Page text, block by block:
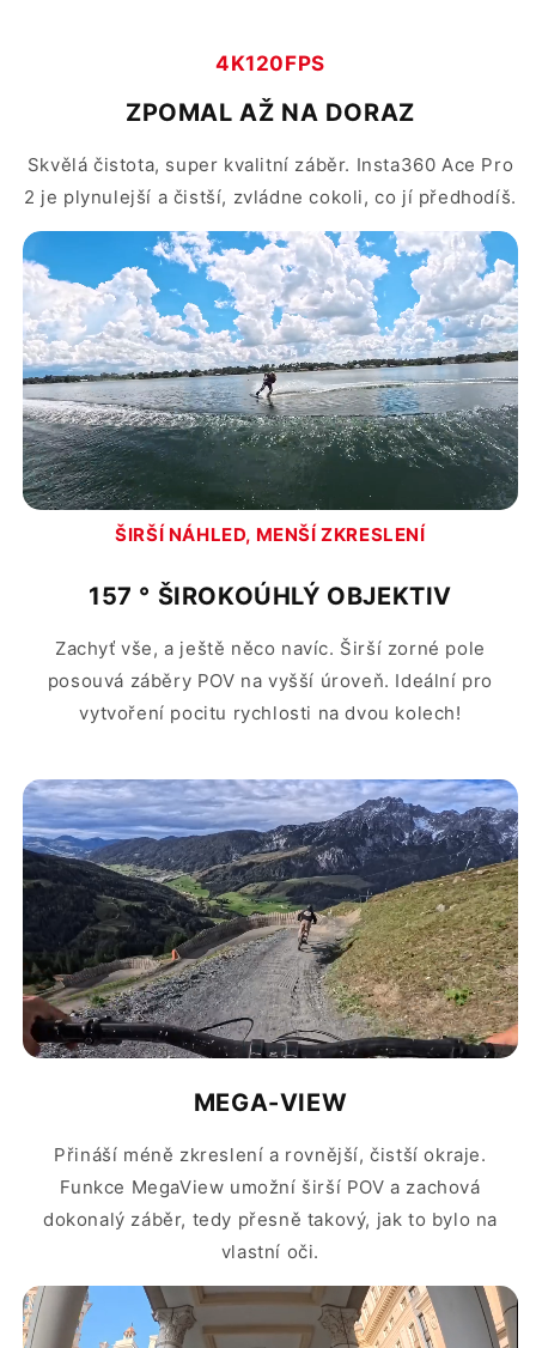
4K120FPS
ZPOMAL AŽ NA DORAZ
Skvělá čistota, super kvalitní záběr. Insta360 Ace Pro
2 je plynulejší a čistší, zvládne cokoli, co jí předhodíš.
ŠIRŠÍ NÁHLED, MENŠÍ ZKRESLENÍ
157 ° ŠIROKOÚHLÝ OBJEKTIV
Zachyť vše, a ještě něco navíc. Širší zorné pole
posouvá záběry POV na vyšší úroveň. Ideální pro
vytvoření pocitu rychlosti na dvou kolech!
MEGA-VIEW
Přináší méně zkreslení a rovnější, čistší okraje.
Funkce MegaView umožní širší POV a zachová
dokonalý záběr, tedy přesně takový, jak to bylo na
vlastní oči.